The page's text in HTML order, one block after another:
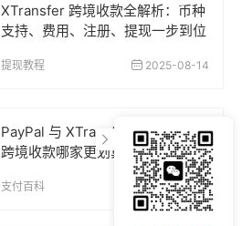
XTransfer 跨境收款全解析：币种
支持、费用、注册、提现一步到位
提现教程 2025-08-14
PayPal 与 XTransfer 全面对比：
跨境收款哪家更划算？
支付百科 2025-08-12